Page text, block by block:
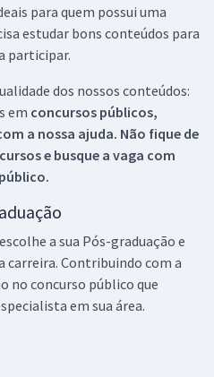
para quem possui uma
estudar bons conteúdos para
participar.
dos nossos conteúdos:
em concursos públicos,
a nossa ajuda. Não fique de
e busque a vaga com
a sua Pós-graduação e
carreira. Contribuindo com a
no concurso público que
em sua área.